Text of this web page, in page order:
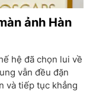
ảnh Hàn
hệ đã chọn lui về
vẫn đều đặn
và tiếp tục khẳng